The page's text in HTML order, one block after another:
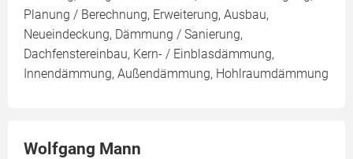
Planung / Berechnung, Erweiterung, Ausbau,
Neueindeckung, Dämmung / Sanierung,
Dachfenstereinbau, Kern- / Einblasdämmung,
Innendämmung, Außendämmung, Hohlraumdämmung
Wolfgang Mann